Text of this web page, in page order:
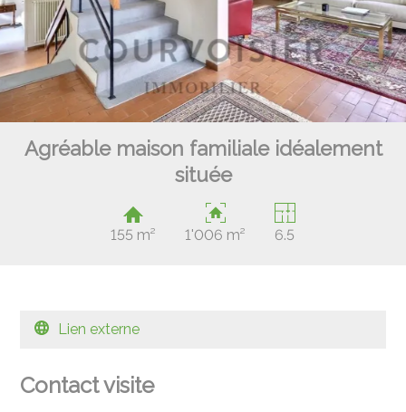
Agréable maison familiale idéalement
située
155 m² 1'006 m² 6.5
Lien externe
Contact visite